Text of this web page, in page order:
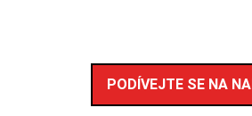
PODÍVEJTE SE NA